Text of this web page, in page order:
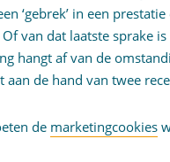
‘gebrek’ in een
van dat laatste sprake
hangt af van de
de hand van twee
de marketingcookies